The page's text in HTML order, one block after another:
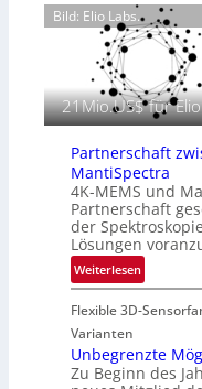
g
r
a
f
i
e
n
L
u
f
t
-
u
a
z
i
n
E
M
E
-
R
e
g
i
o
n
Bild: Elio Labs.
21Mio.US$ für Elio
Partnerschaft
MantiSpectra
4K-MEMS und
Partnerschaft
der
Lösungen
Weiterlesen:
P
a
t
n
Flexible 3D-
Varianten
Unbegrenzte
Zu Beginn des